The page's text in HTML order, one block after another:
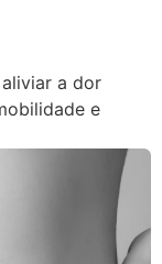
a dor
e